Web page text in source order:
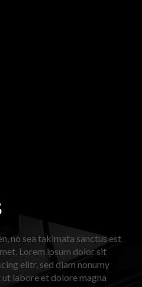
no sea takimata sanctus est
Lorem ipsum dolor sit
elitr, sed diam nonumy
labore et dolore magna